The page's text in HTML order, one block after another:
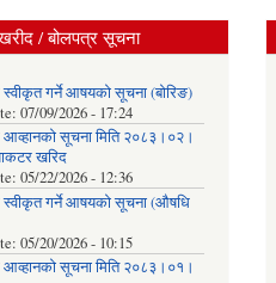
/ बोलपत्र सूचना
गर्ने आषयको सूचना (बोरिङ)
07/09/2026 - 17:24
आव्हानको सूचना मिति २०८३।०२।
खरिद
05/22/2026 - 12:36
स्वीकृत गर्ने आषयको सूचना (औषधि
05/20/2026 - 10:15
आव्हानको सूचना मिति २०८३।०१।